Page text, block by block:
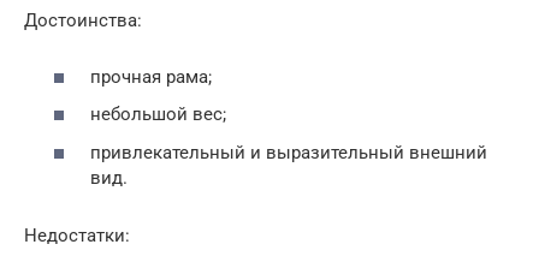
Достоинства:
прочная рама;
небольшой вес;
привлекательный и выразительный внешний
вид.
Недостатки: